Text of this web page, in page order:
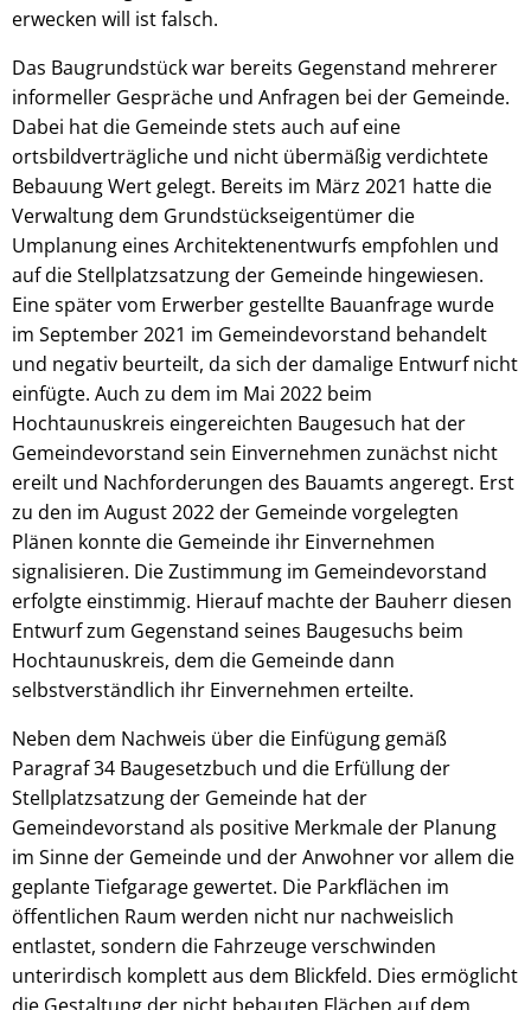
erwecken will ist falsch.
Das Baugrundstück war bereits Gegenstand mehrerer
informeller Gespräche und Anfragen bei der Gemeinde.
Dabei hat die Gemeinde stets auch auf eine
ortsbildverträgliche und nicht übermäßig verdichtete
Bebauung Wert gelegt. Bereits im März 2021 hatte die
Verwaltung dem Grundstückseigentümer die
Umplanung eines Architektenentwurfs empfohlen und
auf die Stellplatzsatzung der Gemeinde hingewiesen.
Eine später vom Erwerber gestellte Bauanfrage wurde
im September 2021 im Gemeindevorstand behandelt
und negativ beurteilt, da sich der damalige Entwurf nicht
einfügte. Auch zu dem im Mai 2022 beim
Hochtaunuskreis eingereichten Baugesuch hat der
Gemeindevorstand sein Einvernehmen zunächst nicht
ereilt und Nachforderungen des Bauamts angeregt. Erst
zu den im August 2022 der Gemeinde vorgelegten
Plänen konnte die Gemeinde ihr Einvernehmen
signalisieren. Die Zustimmung im Gemeindevorstand
erfolgte einstimmig. Hierauf machte der Bauherr diesen
Entwurf zum Gegenstand seines Baugesuchs beim
Hochtaunuskreis, dem die Gemeinde dann
selbstverständlich ihr Einvernehmen erteilte.
Neben dem Nachweis über die Einfügung gemäß
Paragraf 34 Baugesetzbuch und die Erfüllung der
Stellplatzsatzung der Gemeinde hat der
Gemeindevorstand als positive Merkmale der Planung
im Sinne der Gemeinde und der Anwohner vor allem die
geplante Tiefgarage gewertet. Die Parkflächen im
öffentlichen Raum werden nicht nur nachweislich
entlastet, sondern die Fahrzeuge verschwinden
unterirdisch komplett aus dem Blickfeld. Dies ermöglicht
die Gestaltung der nicht bebauten Flächen auf dem